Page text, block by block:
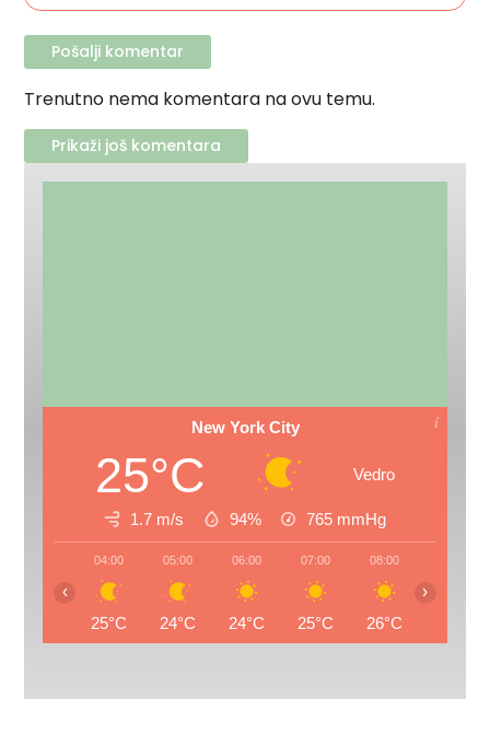
Trenutno nema komentara na ovu temu.
Prikaži još komentara
New York City
25°C Vedro
1.7 m/s 94% 765 mmHg
04:00
25°C
05:00
24°C
06:00
24°C
07:00
25°C
08:00
26°C
‹ ›